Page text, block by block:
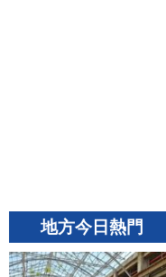
地方今日熱門